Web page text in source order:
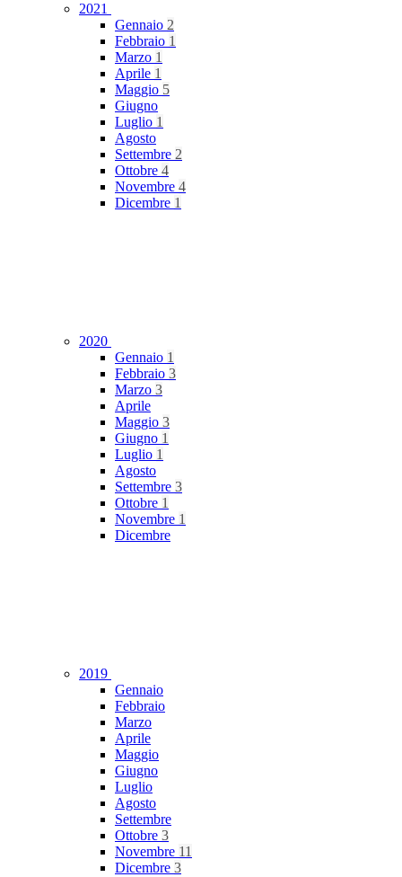
2021
Gennaio 2
Febbraio 1
Marzo 1
Aprile 1
Maggio 5
Giugno
Luglio 1
Agosto
Settembre 2
Ottobre 4
Novembre 4
Dicembre 1
2020
Gennaio 1
Febbraio 3
Marzo 3
Aprile
Maggio 3
Giugno 1
Luglio 1
Agosto
Settembre 3
Ottobre 1
Novembre 1
Dicembre
2019
Gennaio
Febbraio
Marzo
Aprile
Maggio
Giugno
Luglio
Agosto
Settembre
Ottobre 3
Novembre 11
Dicembre 3